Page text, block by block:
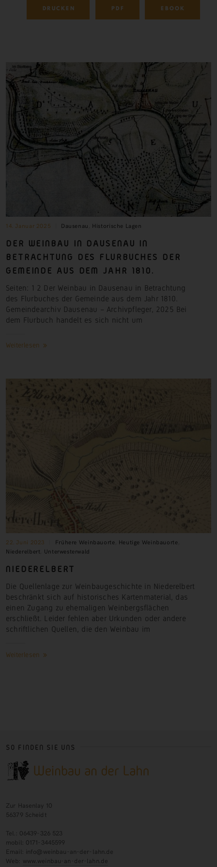
DRUCKEN PDF EBOOK
14. Januar 2025 Dausenau Historische Lagen
DER WEINBAU IN DAUSENAU IN
BETRACHTUNG DES FLURBUCHES DER
GEMEINDE AUS DEM JAHR 1810.
Seiten: 1 2 Der Weinbau in Dausenau in Betrachtung
des Flurbuches der Gemeinde aus dem Jahr 1810.
Gemeindearchiv Dausenau – Archivpfleger, 2025 Bei
dem Flurbuch handelt es sich nicht um
Weiterlesen
22. Juni 2023 Frühere Weinbauorte Heutige Weinbauorte
Niederelbert Unterwesterwald
NIEDERELBERT
Die Quellenlage zur Weinbaugeschichte in Niederelbert
beschränkt sich auf historisches Kartenmaterial, das
einen Zugang zu ehemaligen Weinbergsflächen
erschließt. Leider fehlen aber Urkunden oder andere
schriftlichen Quellen, die den Weinbau
im
Weiterlesen
SO FINDEN SIE UNS
Zur Hasenlay 10
56379 Scheidt
Tel.: 06439-326 523
mobil: 0171-3445599
Email: info@weinbau-an-der-lahn.de
Web: www.weinbau-an-der-lahn.de